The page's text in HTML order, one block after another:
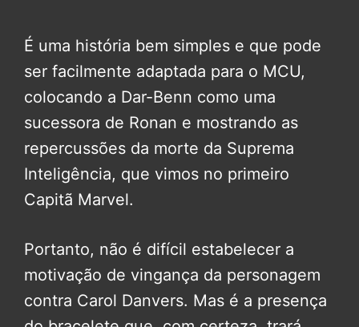
É uma história bem simples e que pode
ser facilmente adaptada para o MCU,
colocando a Dar-Benn como uma
sucessora de Ronan e mostrando as
repercussões da morte da Suprema
Inteligência, que vimos no primeiro
Capitã Marvel.
Portanto, não é difícil estabelecer a
motivação de vingança da personagem
contra Carol Danvers. Mas é a presença